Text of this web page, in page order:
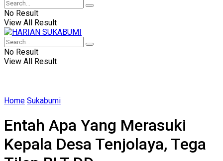
No Result
View All Result
No Result
View All Result
Home Sukabumi
Entah Apa Yang Merasuki
Kepala Desa Tenjolaya, Tega